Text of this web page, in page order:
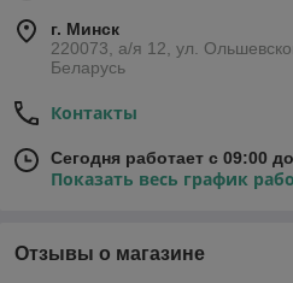
г. Минск
220073, а/я 12, ул.
Беларусь
Контакты
Сегодня работает с 09:00
Показать весь график
Отзывы о магазине